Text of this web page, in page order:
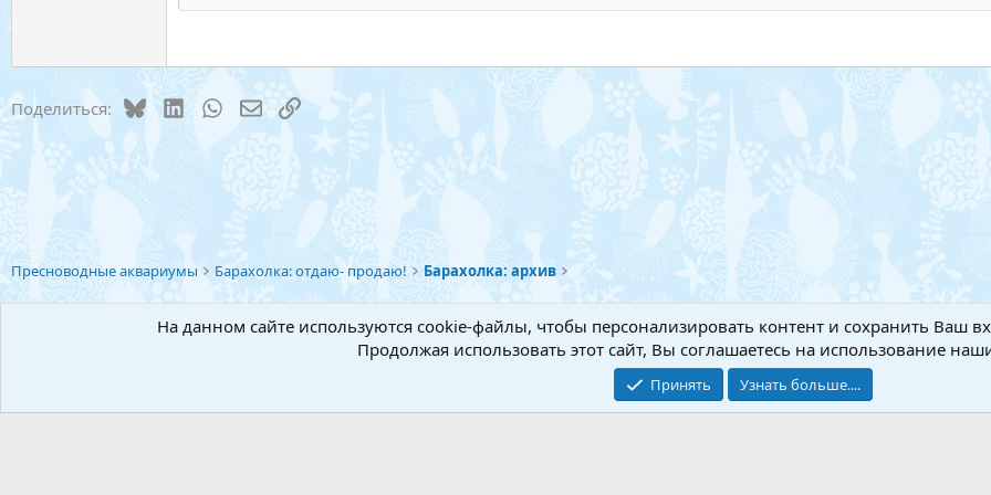
18
Заголовок 3
Times New Roman
Trebuchet MS
Поделиться: BlueskyLinkedInWhatsAppЭлектронная почта
Ссылка
Пресноводные аквариумы Барахолка: отдаю- продаю! Барахолка: архив
Обратная связь Условия и
Add-ons by TeslaCloud ☁️
Перевод от Jumuro
Xenforo Theme © by ©XenTR
На данном сайте используются cookie-файлы, чтобы персонализировать контент и сохранить Ваш
Продолжая использовать этот сайт, Вы соглашаетесь на использование
Принять Узнать больше....